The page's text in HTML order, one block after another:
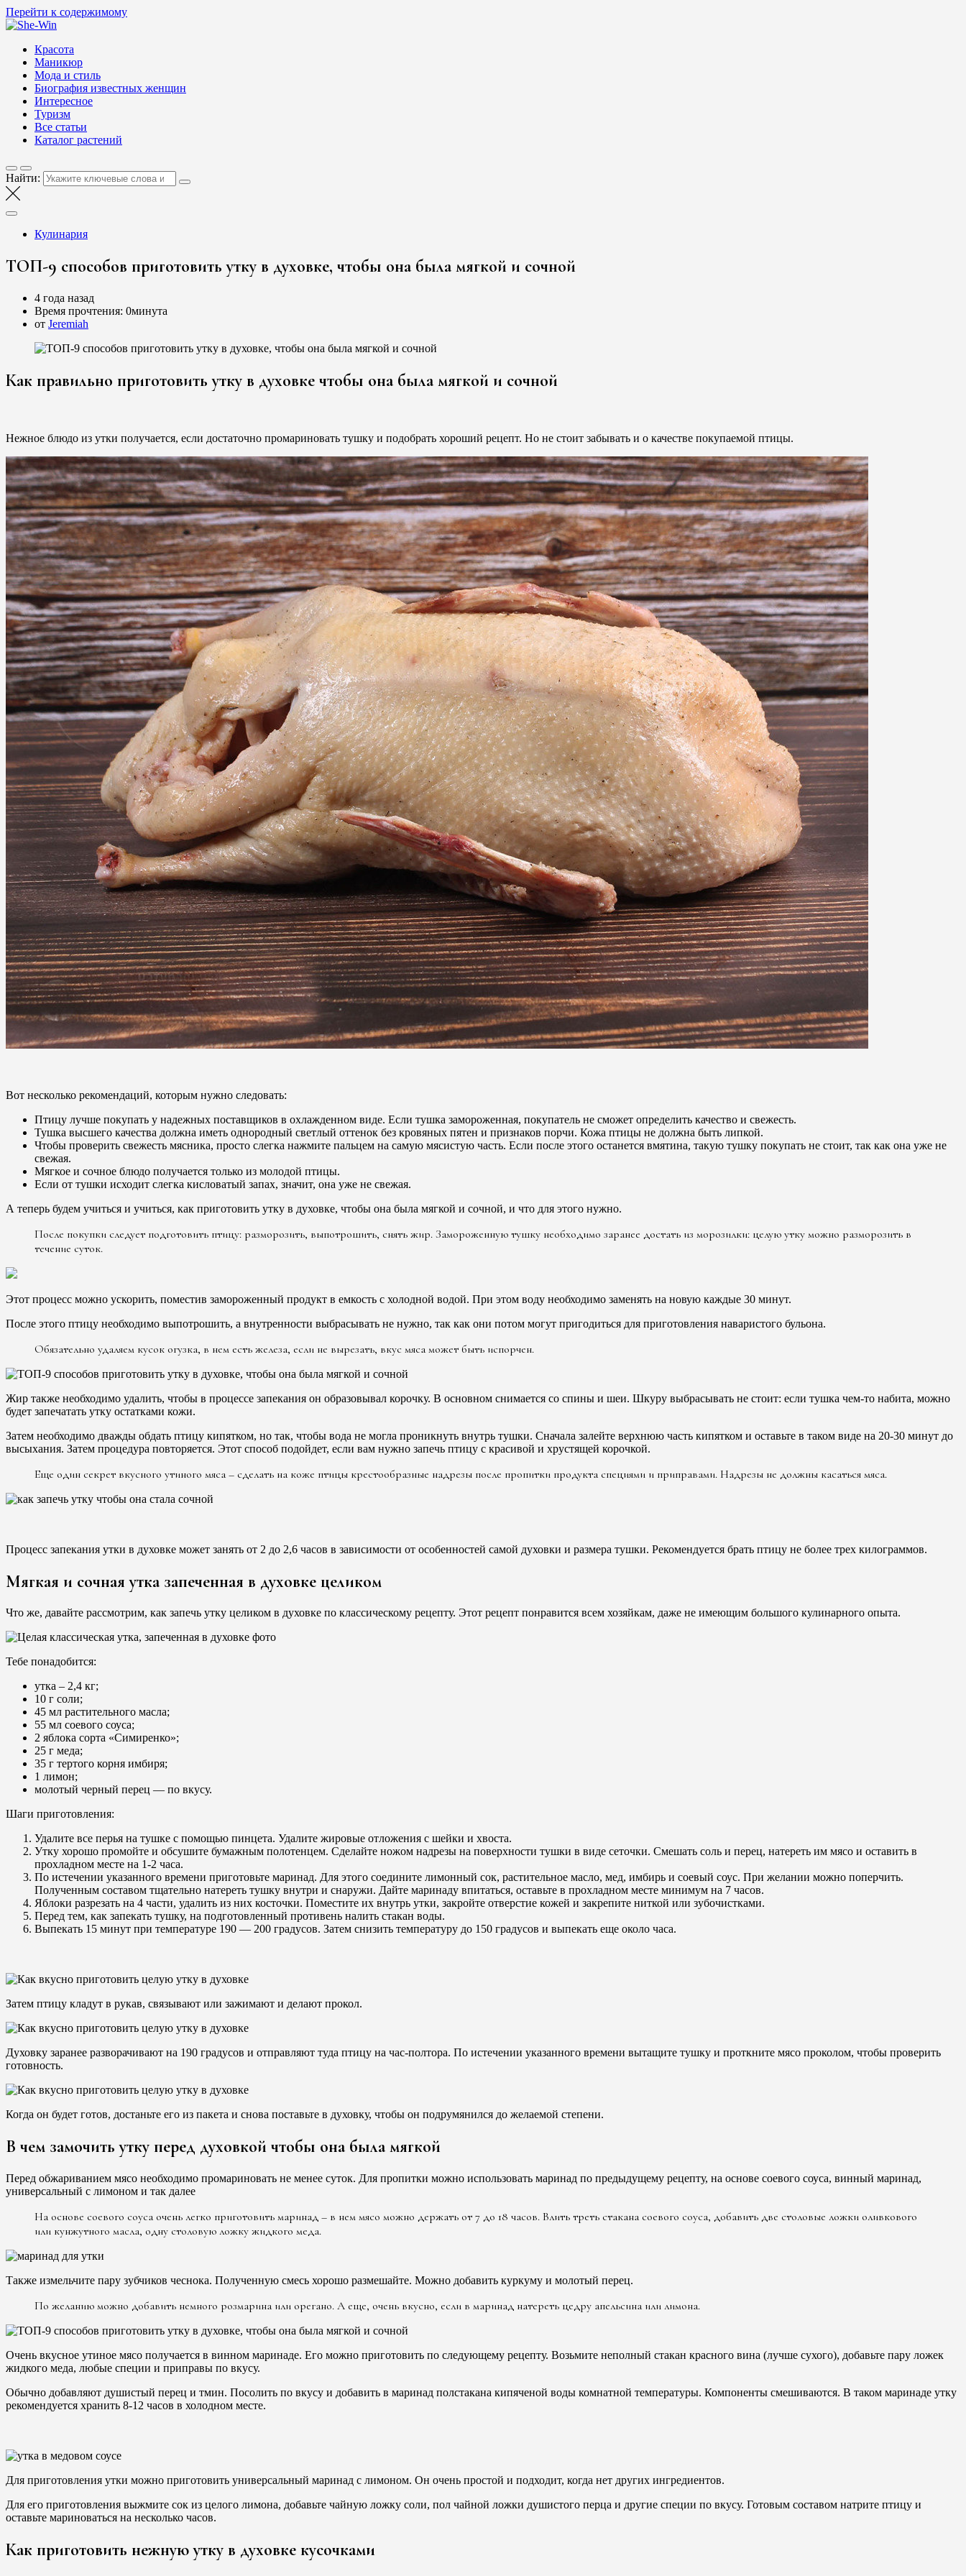
Перейти к содержимому
Блог о женской красоте и здоровье
Красота
Маникюр
Мода и стиль
Биография известных женщин
Интересное
Туризм
Все статьи
Каталог растений
Найти:
Кулинария
ТОП-9 способов приготовить утку в духовке, чтобы она была мягкой и сочной
4 года назад
Время прочтения: 0минута
от Jeremiah
Как правильно приготовить утку в духовке чтобы она была мягкой и сочной
Нежное блюдо из утки получается, если достаточно промариновать тушку и подобрать хороший рецепт. Но не стоит забывать и о качестве покупаемой птицы.
Вот несколько рекомендаций, которым нужно следовать:
Птицу лучше покупать у надежных поставщиков в охлажденном виде. Если тушка замороженная, покупатель не сможет определить качество и свежесть.
Тушка высшего качества должна иметь однородный светлый оттенок без кровяных пятен и признаков порчи. Кожа птицы не должна быть липкой.
Чтобы проверить свежесть мясника, просто слегка нажмите пальцем на самую мясистую часть. Если после этого останется вмятина, такую ​​тушку покупать не стоит, так как она уже не
свежая.
Мягкое и сочное блюдо получается только из молодой птицы.
Если от тушки исходит слегка кисловатый запах, значит, она уже не свежая.
А теперь будем учиться и учиться, как приготовить утку в духовке, чтобы она была мягкой и сочной, и что для этого нужно.
После покупки следует подготовить птицу: разморозить, выпотрошить, снять жир. Замороженную тушку необходимо заранее достать из морозилки: целую утку можно разморозить в
течение суток.
Этот процесс можно ускорить, поместив замороженный продукт в емкость с холодной водой. При этом воду необходимо заменять на новую каждые 30 минут.
После этого птицу необходимо выпотрошить, а внутренности выбрасывать не нужно, так как они потом могут пригодиться для приготовления наваристого бульона.
Обязательно удаляем кусок огузка, в нем есть железа, если не вырезать, вкус мяса может быть испорчен.
Жир также необходимо удалить, чтобы в процессе запекания он образовывал корочку. В основном снимается со спины и шеи. Шкуру выбрасывать не стоит: если тушка чем-то набита, можно
будет запечатать утку остатками кожи.
Затем необходимо дважды обдать птицу кипятком, но так, чтобы вода не могла проникнуть внутрь тушки. Сначала залейте верхнюю часть кипятком и оставьте в таком виде на 20-30 минут до
высыхания. Затем процедура повторяется. Этот способ подойдет, если вам нужно запечь птицу с красивой и хрустящей корочкой.
Еще один секрет вкусного утиного мяса – сделать на коже птицы крестообразные надрезы после пропитки продукта специями и приправами. Надрезы не должны касаться мяса.
Процесс запекания утки в духовке может занять от 2 до 2,6 часов в зависимости от особенностей самой духовки и размера тушки. Рекомендуется брать птицу не более трех килограммов.
Мягкая и сочная утка запеченная в духовке целиком
Что же, давайте рассмотрим, как запечь утку целиком в духовке по классическому рецепту. Этот рецепт понравится всем хозяйкам, даже не имеющим большого кулинарного опыта.
Тебе понадобится:
утка – 2,4 кг;
10 г соли;
45 мл растительного масла;
55 мл соевого соуса;
2 яблока сорта «Симиренко»;
25 г меда;
35 г тертого корня имбиря;
1 лимон;
молотый черный перец — по вкусу.
Шаги приготовления:
Удалите все перья на тушке с помощью пинцета. Удалите жировые отложения с шейки и хвоста.
Утку хорошо промойте и обсушите бумажным полотенцем. Сделайте ножом надрезы на поверхности тушки в виде сеточки. Смешать соль и перец, натереть им мясо и оставить в
прохладном месте на 1-2 часа.
По истечении указанного времени приготовьте маринад. Для этого соедините лимонный сок, растительное масло, мед, имбирь и соевый соус. При желании можно поперчить.
Полученным составом тщательно натереть тушку внутри и снаружи. Дайте маринаду впитаться, оставьте в прохладном месте минимум на 7 часов.
Яблоки разрезать на 4 части, удалить из них косточки. Поместите их внутрь утки, закройте отверстие кожей и закрепите ниткой или зубочистками.
Перед тем, как запекать тушку, на подготовленный противень налить стакан воды.
Выпекать 15 минут при температуре 190 — 200 градусов. Затем снизить температуру до 150 градусов и выпекать еще около часа.
Затем птицу кладут в рукав, связывают или зажимают и делают прокол.
Духовку заранее разворачивают на 190 градусов и отправляют туда птицу на час-полтора. По истечении указанного времени вытащите тушку и проткните мясо проколом, чтобы проверить
готовность.
Когда он будет готов, достаньте его из пакета и снова поставьте в духовку, чтобы он подрумянился до желаемой степени.
В чем замочить утку перед духовкой чтобы она была мягкой
Перед обжариванием мясо необходимо промариновать не менее суток. Для пропитки можно использовать маринад по предыдущему рецепту, на основе соевого соуса, винный маринад,
универсальный с лимоном и так далее
На основе соевого соуса очень легко приготовить маринад – в нем мясо можно держать от 7 до 18 часов. Влить треть стакана соевого соуса, добавить две столовые ложки оливкового
или кунжутного масла, одну столовую ложку жидкого меда.
Также измельчите пару зубчиков чеснока. Полученную смесь хорошо размешайте. Можно добавить куркуму и молотый перец.
По желанию можно добавить немного розмарина или орегано. А еще, очень вкусно, если в маринад натереть цедру апельсина или лимона.
Очень вкусное утиное мясо получается в винном маринаде. Его можно приготовить по следующему рецепту. Возьмите неполный стакан красного вина (лучше сухого), добавьте пару ложек
жидкого меда, любые специи и приправы по вкусу.
Обычно добавляют душистый перец и тмин. Посолить по вкусу и добавить в маринад полстакана кипяченой воды комнатной температуры. Компоненты смешиваются. В таком маринаде утку
рекомендуется хранить 8-12 часов в холодном месте.
Для приготовления утки можно приготовить универсальный маринад с лимоном. Он очень простой и подходит, когда нет других ингредиентов.
Для его приготовления выжмите сок из целого лимона, добавьте чайную ложку соли, пол чайной ложки душистого перца и другие специи по вкусу. Готовым составом натрите птицу и
оставьте мариноваться на несколько часов.
Как приготовить нежную утку в духовке кусочками